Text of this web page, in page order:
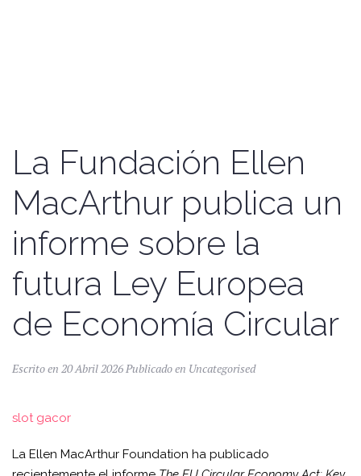
La Fundación Ellen
MacArthur publica un
informe sobre la
futura Ley Europea
de Economía Circular
Escrito en 20 Abril 2026Publicado en Uncategorised
slot gacor
La Ellen MacArthur Foundation ha publicado